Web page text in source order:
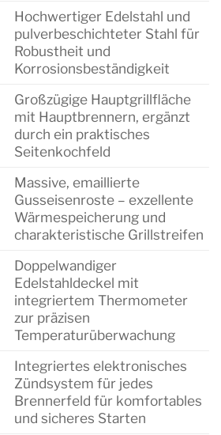
Hochwertiger Edelstahl und
pulverbeschichteter Stahl für
Robustheit und
Korrosionsbeständigkeit
Großzügige Hauptgrillfläche
mit Hauptbrennern, ergänzt
durch ein praktisches
Seitenkochfeld
Massive, emaillierte
Gusseisenroste – exzellente
Wärmespeicherung und
charakteristische Grillstreifen
Doppelwandiger
Edelstahldeckel mit
integriertem Thermometer
zur präzisen
Temperaturüberwachung
Integriertes elektronisches
Zündsystem für jedes
Brennerfeld für komfortables
und sicheres Starten